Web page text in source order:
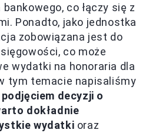
co łączy się z
Ponadto, jako jednostka
zobowiązana jest do
co może
wydatki na honoraria dla
tym temacie napisaliśmy
decyzji o
dokładnie
wydatki oraz